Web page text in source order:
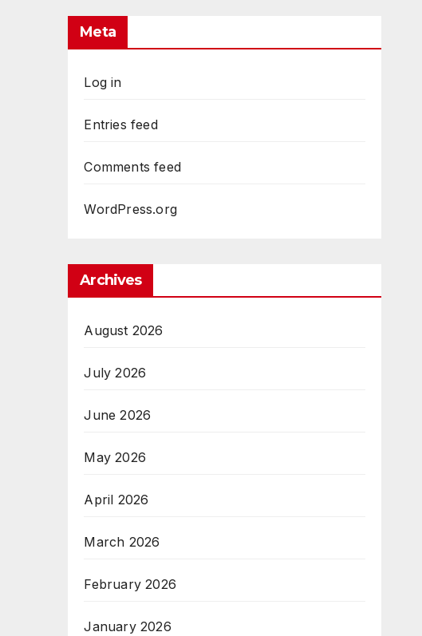
Meta
Log in
Entries feed
Comments feed
WordPress.org
Archives
August 2026
July 2026
June 2026
May 2026
April 2026
March 2026
February 2026
January 2026